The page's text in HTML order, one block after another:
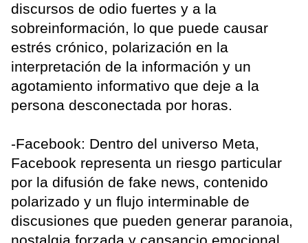
discursos de odio fuertes y a la
sobreinformación, lo que puede causar
estrés crónico, polarización en la
interpretación de la información y un
agotamiento informativo que deje a la
persona desconectada por horas.
-Facebook: Dentro del universo Meta,
Facebook representa un riesgo particular
por la difusión de fake news, contenido
polarizado y un flujo interminable de
discusiones que pueden generar paranoia,
nostalgia forzada y cansancio emocional.